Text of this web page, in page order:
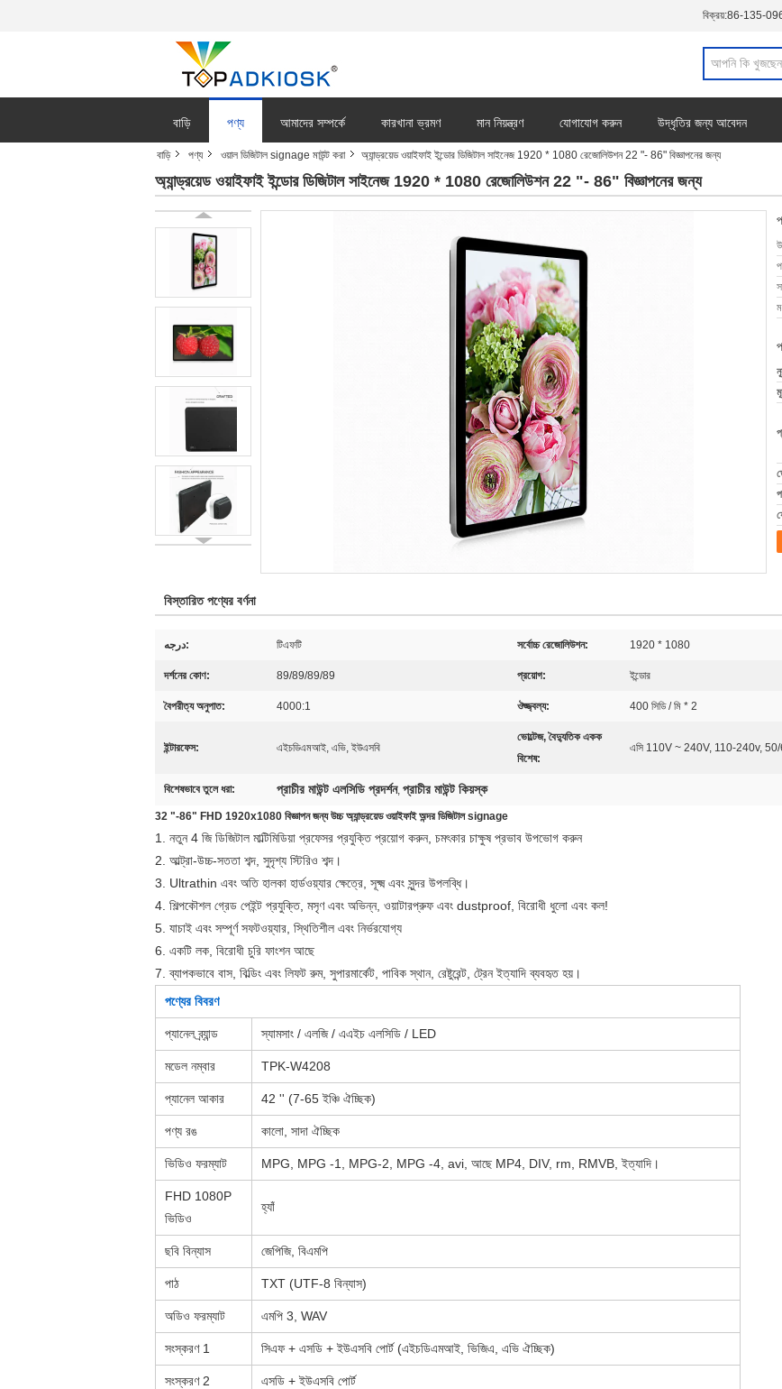
বিক্রয়:86-135-
বাড়ি পণ্য আমাদের সম্পর্কে কারখানা ভ্রমণ মান নিয়ন্ত্রণ যোগাযোগ করুন উদ্ধৃতির জন্য আবেদন
বাড়ি পণ্য ওয়াল ডিজিটাল signage মাউন্ট করা অ্যান্ড্রয়েড ওয়াইফাই ইন্ডোর ডিজিটাল সাইনেজ 1920 * 1080 রেজোলিউশন 22 "- 86" বিজ্ঞাপনের জন্য
অ্যান্ড্রয়েড ওয়াইফাই ইন্ডোর ডিজিটাল সাইনেজ 1920 * 1080 রেজোলিউশন 22 "- 86" বিজ্ঞাপনের জন্য
বিস্তারিত পণ্যের বর্ণনা
درجه: টিএফটি সর্বোচ্চ রেজোলিউশন: 1920 * 1080
দর্শনের কোণ: 89/89/89/89 প্রয়োগ: ইন্ডোর
বৈপরীত্য অনুপাত: 4000:1 ঔজ্জ্বল্য: 400 সিডি / মি * 2
ইন্টারফেস: এইচডিএমআই, এভি, ইউএসবি
ভোল্টেজ, বৈদ্যুতিক একক
বিশেষ:
এসি 110V ~ 240V, 110-240v, 50/
বিশেষভাবে তুলে ধরা: প্রাচীর মাউন্ট এলসিডি প্রদর্শন, প্রাচীর মাউন্ট কিয়স্ক
32 "-86" FHD 1920x1080 বিজ্ঞাপন জন্য উচ্চ অ্যান্ড্রয়েড ওয়াইফাই অন্দর ডিজিটাল signage
1. নতুন 4 জি ডিজিটাল মাল্টিমিডিয়া প্রফেসর প্রযুক্তি প্রয়োগ করুন, চমৎকার চাক্ষুষ প্রভাব উপভোগ করুন
2. আল্ট্রা-উচ্চ-সততা শব্দ, সুদৃশ্য স্টিরিও শব্দ।
3. Ultrathin এবং অতি হালকা হার্ডওয়্যার ক্ষেত্রে, সূক্ষ্ম এবং সুন্দর উপলব্ধি।
4. শিল্পকৌশল গ্রেড পেইন্ট প্রযুক্তি, মসৃণ এবং অভিন্ন, ওয়াটারপ্রুফ এবং dustproof, বিরোধী ধুলো এবং কল!
5. যাচাই এবং সম্পূর্ণ সফটওয়্যার, স্থিতিশীল এবং নির্ভরযোগ্য
6. একটি লক, বিরোধী চুরি ফাংশন আছে
7. ব্যাপকভাবে বাস, বিল্ডিং এবং লিফট রুম, সুপারমার্কেট, পাবিক স্থান, রেষ্টুরেন্ট, ট্রেন ইত্যাদি ব্যবহৃত হয়।
পণ্যের বিবরণ
প্যানেল ব্র্যান্ড স্যামসাং / এলজি / এএইচ এলসিডি / LED
মডেল নম্বার TPK-W4208
প্যানেল আকার 42 '' (7-65 ইঞ্চি ঐচ্ছিক)
পণ্য রঙ কালো, সাদা ঐচ্ছিক
ভিডিও ফরম্যাট MPG, MPG -1, MPG-2, MPG -4, avi, আছে MP4, DIV, rm, RMVB, ইত্যাদি।
FHD 1080P
ভিডিও
হ্যাঁ
ছবি বিন্যাস জেপিজি, বিএমপি
পাঠ TXT (UTF-8 বিন্যাস)
অডিও ফরম্যাট এমপি 3, WAV
সংস্করণ 1 সিএফ + এসডি + ইউএসবি পোর্ট (এইচডিএমআই, ভিজিএ, এভি ঐচ্ছিক)
সংস্করণ 2 এসডি + ইউএসবি পোর্ট